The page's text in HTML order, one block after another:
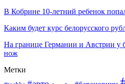
В Кобрине 10-летний ребенок
Каким будет курс белорусского
На границе Германии и Австрии у
нож
Метки